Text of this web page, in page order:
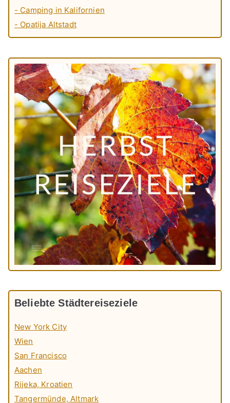
- Camping in Kalifornien
- Opatija Altstadt
Beliebte Städtereiseziele
New York City
Wien
San Francisco
Aachen
Rijeka, Kroatien
Tangermünde, Altmark